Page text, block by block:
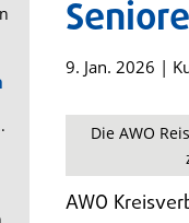
9. Jan. 2026 |
Die AWO
AWO